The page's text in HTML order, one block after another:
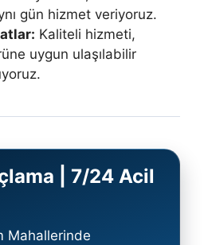
gün hizmet veriyoruz.
Kaliteli hizmeti,
uygun ulaşılabilir
| 7/24 Acil
Mahallerinde